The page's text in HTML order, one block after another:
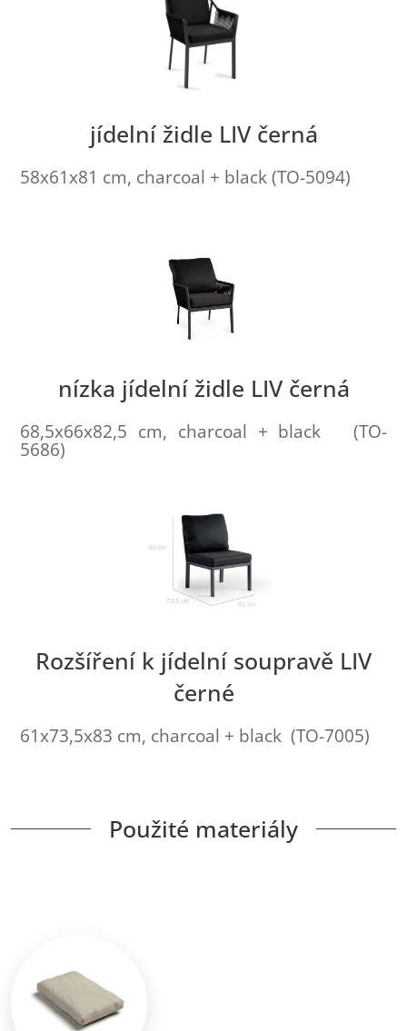
jídelní židle LIV černá
58x61x81 cm, charcoal + black (TO-5094)
nízka jídelní židle LIV černá
68,5x66x82,5 cm, charcoal + black (TO-
5686)
Rozšíření k jídelní soupravě LIV
černé
61x73,5x83 cm, charcoal + black (TO-7005)
Použité materiály